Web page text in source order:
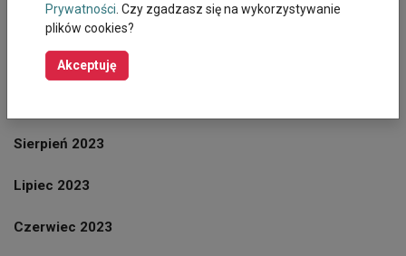
Sierpień 2025
Październik 2023
Sierpień 2023
Lipiec 2023
Czerwiec 2023
Prywatności . Czy zgadzasz się na wykorzystywanie
plików cookies?
Akceptuję